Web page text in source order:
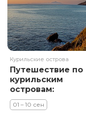
Курильские острова
Путешествие по
курильским
островам:
Кунашир,
и Хабомаи
01 – 10 сен